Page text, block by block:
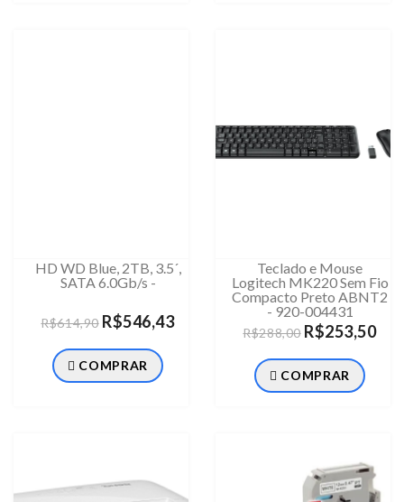
HD WD Blue, 2TB, 3.5´,
SATA 6.0Gb/s -
R$614,90R$546,43
COMPRAR
Teclado e Mouse
Logitech MK220 Sem Fio
Compacto Preto ABNT2
- 920-004431
R$288,00R$253,50
COMPRAR